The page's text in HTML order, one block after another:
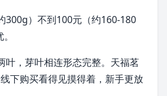
300g）不到100元（约160-180
叶，芽叶相连形态完整。天福茗
下购买看得见摸得着，新手更放